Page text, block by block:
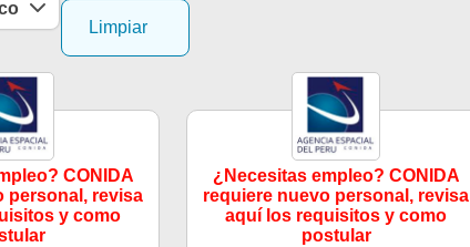
Limpiar
CONIDA
personal, revisa
y como
¿Necesitas empleo? CONIDA
requiere nuevo personal, revisa
aquí los requisitos y como
postular